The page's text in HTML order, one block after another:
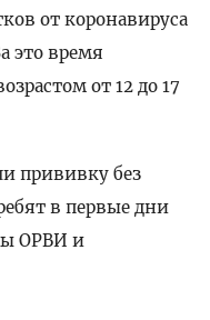
от коронавируса
это время
от 12 до 17
прививку без
в первые дни
ОРВИ и